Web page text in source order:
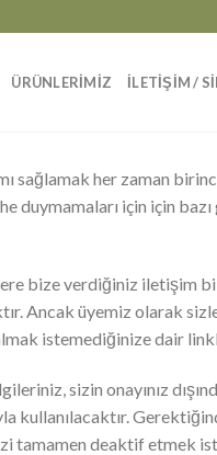
ÜRÜNLERİMİZ İLETİŞİM /
sağlamak her zaman
için için
bize verdiğiniz iletişim
Ancak üyemiz olarak
istemediğinize dair
sizin onayınız
kullanılacaktır.
deaktif etmek